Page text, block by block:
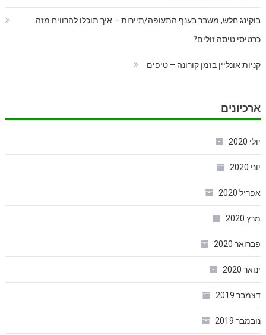
בוקינג חלש, משבר בענף התעופה/תיירות – איך תוכלו להרוויח מזה
כרטיסי טיסה זולים?
קניות אונליין בזמן קורונה – טיפים
ארכיונים
יולי 2020
יוני 2020
אפריל 2020
מרץ 2020
פברואר 2020
ינואר 2020
דצמבר 2019
נובמבר 2019